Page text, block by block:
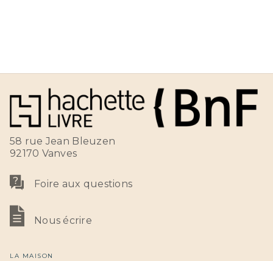
58 rue Jean Bleuzen
92170 Vanves
Foire aux questions
Nous écrire
LA MAISON